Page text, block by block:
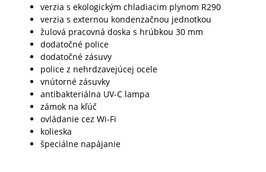
verzia s ekologickým chladiacim plynom R290
verzia s externou kondenzačnou jednotkou
žulová pracovná doska s hrúbkou 30 mm
dodatočné police
dodatočné zásuvy
police z nehrdzavejúcej ocele
vnútorné zásuvky
antibakteriálna UV-C lampa
zámok na kľúč
ovládanie cez Wi-Fi
kolieska
špeciálne napájanie